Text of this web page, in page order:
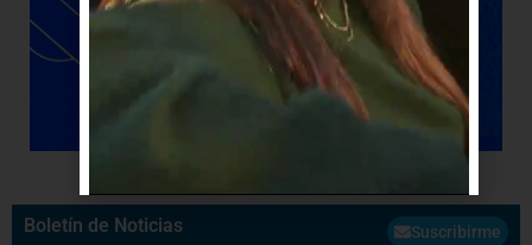
Boletín de Noticias Suscribirme